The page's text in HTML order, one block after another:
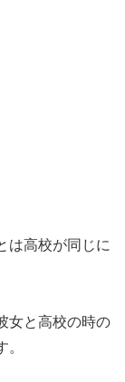
は高校が同じに
女と高校の時の